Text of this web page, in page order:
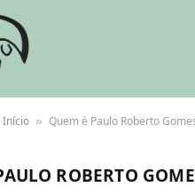
Início » Quem é Paulo Roberto
ROBERTO